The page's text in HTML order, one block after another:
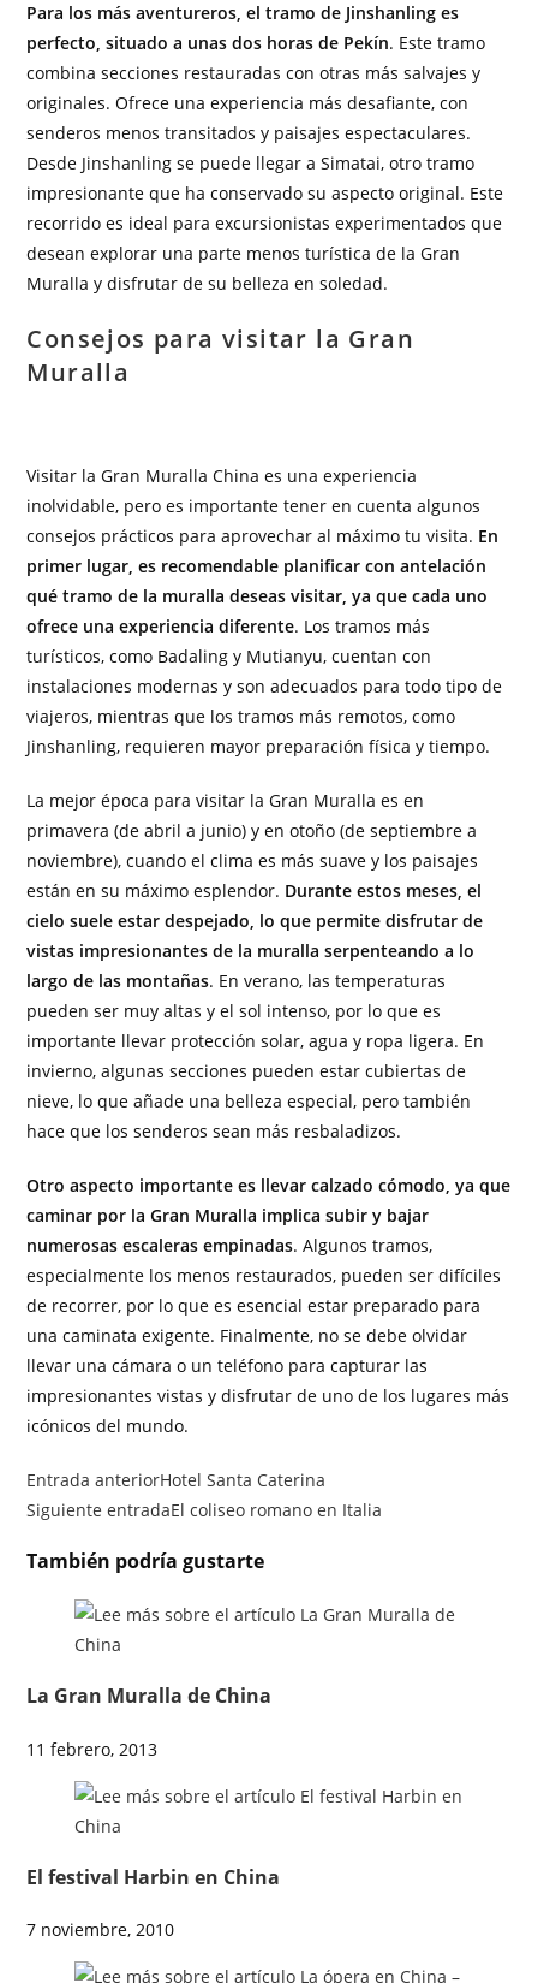
Para los más aventureros, el tramo de Jinshanling es
perfecto, situado a unas dos horas de Pekín. Este tramo
combina secciones restauradas con otras más salvajes y
originales. Ofrece una experiencia más desafiante, con
senderos menos transitados y paisajes espectaculares.
Desde Jinshanling se puede llegar a Simatai, otro tramo
impresionante que ha conservado su aspecto original. Este
recorrido es ideal para excursionistas experimentados que
desean explorar una parte menos turística de la Gran
Muralla y disfrutar de su belleza en soledad.
Consejos para visitar la Gran
Muralla
Visitar la Gran Muralla China es una experiencia
inolvidable, pero es importante tener en cuenta algunos
consejos prácticos para aprovechar al máximo tu visita. En
primer lugar, es recomendable planificar con antelación
qué tramo de la muralla deseas visitar, ya que cada uno
ofrece una experiencia diferente. Los tramos más
turísticos, como Badaling y Mutianyu, cuentan con
instalaciones modernas y son adecuados para todo tipo de
viajeros, mientras que los tramos más remotos, como
Jinshanling, requieren mayor preparación física y tiempo.
La mejor época para visitar la Gran Muralla es en
primavera (de abril a junio) y en otoño (de septiembre a
noviembre), cuando el clima es más suave y los paisajes
están en su máximo esplendor. Durante estos meses, el
cielo suele estar despejado, lo que permite disfrutar de
vistas impresionantes de la muralla serpenteando a lo
largo de las montañas. En verano, las temperaturas
pueden ser muy altas y el sol intenso, por lo que es
importante llevar protección solar, agua y ropa ligera. En
invierno, algunas secciones pueden estar cubiertas de
nieve, lo que añade una belleza especial, pero también
hace que los senderos sean más resbaladizos.
Otro aspecto importante es llevar calzado cómodo, ya que
caminar por la Gran Muralla implica subir y bajar
numerosas escaleras empinadas. Algunos tramos,
especialmente los menos restaurados, pueden ser difíciles
de recorrer, por lo que es esencial estar preparado para
una caminata exigente. Finalmente, no se debe olvidar
llevar una cámara o un teléfono para capturar las
impresionantes vistas y disfrutar de uno de los lugares más
icónicos del mundo.
Entrada anteriorHotel Santa Caterina
Siguiente entradaEl coliseo romano en Italia
También podría gustarte
La Gran Muralla de China
11 febrero, 2013
El festival Harbin en China
7 noviembre, 2010